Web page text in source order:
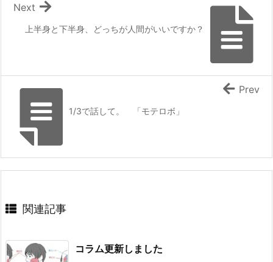
上半身と下半身、どっちが人間がいいですか？
Next
1/3で話して。 「モテロボ」
Prev
関連記事
コラム更新しました